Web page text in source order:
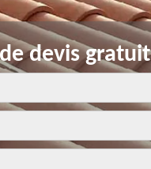
devis gratuit